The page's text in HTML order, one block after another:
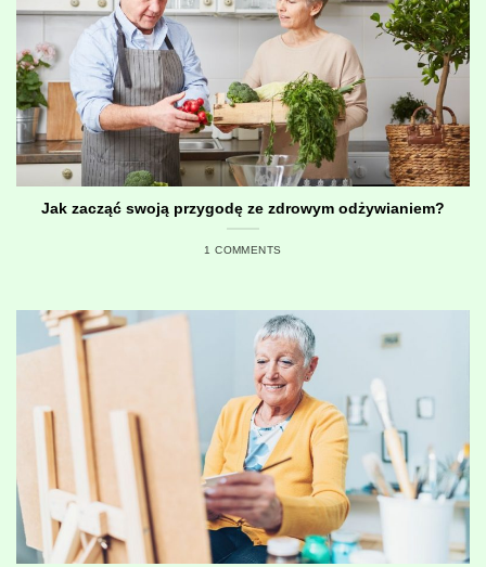
Jak zacząć swoją przygodę ze zdrowym odżywianiem?
1 COMMENTS